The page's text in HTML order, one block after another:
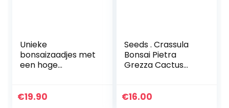
Unieke
bonsaizaadjes met
een hoge
uw eigen
€19.90
Seeds . Crassula
Bonsai Pietra
Grezza Cactus
PCS carnoso De
€16.00